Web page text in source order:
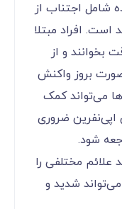
شامل اجتناب از
افراد مبتلا
بخوانند و از
بروز واکنش
می‌تواند کمک
اپی‌نفرین ضروری
شود.
علائم مختلفی را
شدید و